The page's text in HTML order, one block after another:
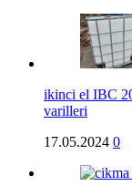
ikinci el IBC
varilleri
17.05.2024 0